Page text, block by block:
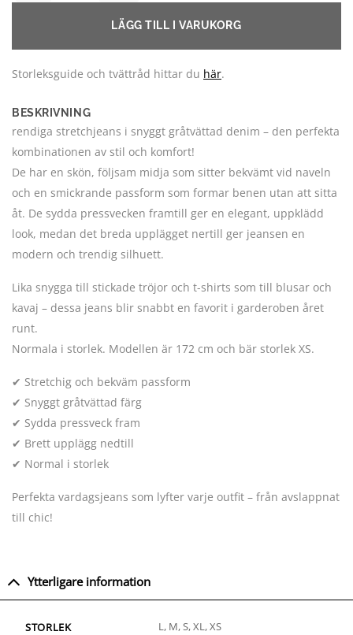
LÄGG TILL I VARUKORG
Storleksguide och tvättråd hittar du här.
BESKRIVNING
rendiga stretchjeans i snyggt gråtvättad denim – den perfekta
kombinationen av stil och komfort!
De har en skön, följsam midja som sitter bekvämt vid naveln
och en smickrande passform som formar benen utan att sitta
åt. De sydda pressvecken framtill ger en elegant, uppklädd
look, medan det breda upplägget nertill ger jeansen en
modern och trendig silhuett.
Lika snygga till stickade tröjor och t-shirts som till blusar och
kavaj – dessa jeans blir snabbt en favorit i garderoben året
runt.
Normala i storlek. Modellen är 172 cm och bär storlek XS.
✔ Stretchig och bekväm passform
✔ Snyggt gråtvättad färg
✔ Sydda pressveck fram
✔ Brett upplägg nedtill
✔ Normal i storlek
Perfekta vardagsjeans som lyfter varje outfit – från avslappnat
till chic!
Ytterligare information
STORLEK L, M, S, XL, XS